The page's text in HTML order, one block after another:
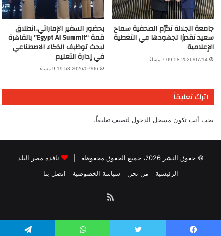
جامعة الجلالة تكرّم الصحفية سماح
سعيد تقديرًا لجهودها في التغطية
الإعلامية
2026/07/14 7:09:58 مساءً
بحضور السفير الإماراتي..انطلاق
قمة “Egypt AI Summit” بالقاهرة
لبحث توظيف الذكاء الاصطناعي
في إدارة التعليم
2026/07/06 9:19:53 مساءً
اترك تعليقاً
يجب أنت تكون مسجل الدخول لتضيف تعليقاً.
© حقوق النشر 2026، جميع الحقوق محفوظة |
نافذة مصر البلد
الرئيسية
من نحن سياسة الخصوصية اتصل بنا
ملخص
الموقع